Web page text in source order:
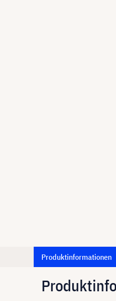
Produktinformationen